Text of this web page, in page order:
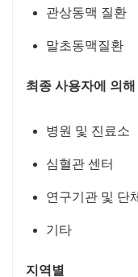
관상동맥 질환
말초동맥질환
최종 사용자에 의해
병원 및 진료소
심혈관 센터
연구기관 및 단체
기타
지역별